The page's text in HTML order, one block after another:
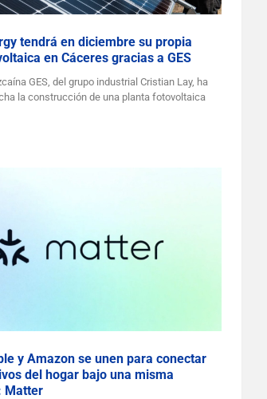
tendrá en diciembre su propia
en Cáceres gracias a GES
GES, del grupo industrial Cristian Lay, ha
la construcción de una planta fotovoltaica
y Amazon se unen para conectar
del hogar bajo una misma
Matter